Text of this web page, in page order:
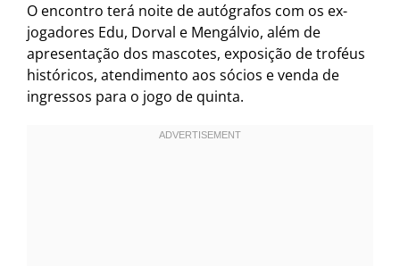
O encontro terá noite de autógrafos com os ex-
jogadores Edu, Dorval e Mengálvio, além de
apresentação dos mascotes, exposição de troféus
históricos, atendimento aos sócios e venda de
ingressos para o jogo de quinta.